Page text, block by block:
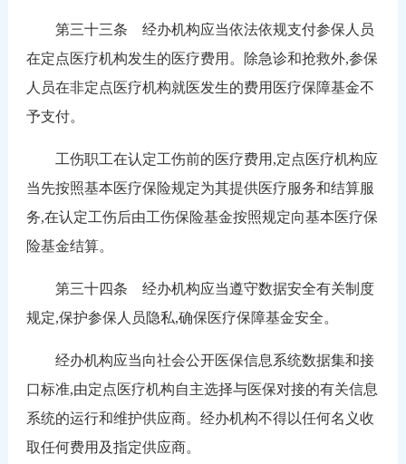
第三十三条 经办机构应当依法依规支付参保人员
在定点医疗机构发生的医疗费用。除急诊和抢救外,参保
人员在非定点医疗机构就医发生的费用医疗保障基金不
予支付。
工伤职工在认定工伤前的医疗费用,定点医疗机构应
当先按照基本医疗保险规定为其提供医疗服务和结算服
务,在认定工伤后由工伤保险基金按照规定向基本医疗保
险基金结算。
第三十四条 经办机构应当遵守数据安全有关制度
规定,保护参保人员隐私,确保医疗保障基金安全。
经办机构应当向社会公开医保信息系统数据集和接
口标准,由定点医疗机构自主选择与医保对接的有关信息
系统的运行和维护供应商。经办机构不得以任何名义收
取任何费用及指定供应商。